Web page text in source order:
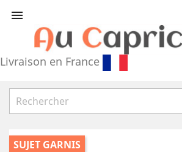

Livraison en France
SUJET GARNIS